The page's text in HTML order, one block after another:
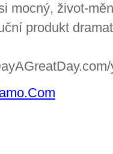
mocný, život-
produkt